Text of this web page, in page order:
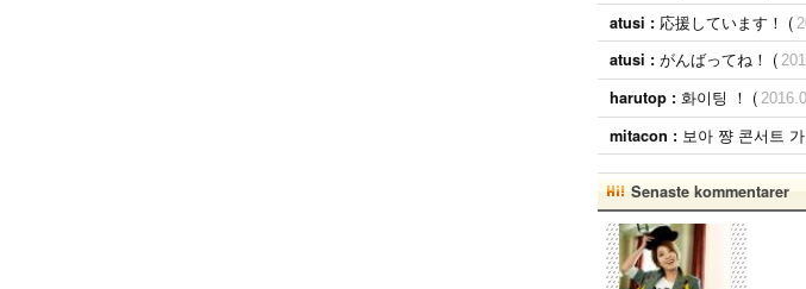
atusi : 応援しています！ (
atusi : がんばってね！ (
harutop : 화이팅 ！ (
mitacon : 보아 쨩 콘서트
Senaste kommentarer